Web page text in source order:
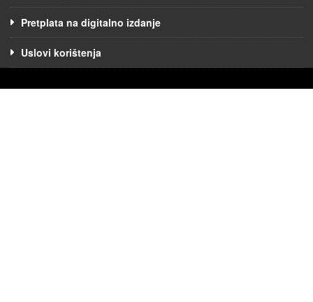
Pretplata na digitalno izdanje
Uslovi korištenja